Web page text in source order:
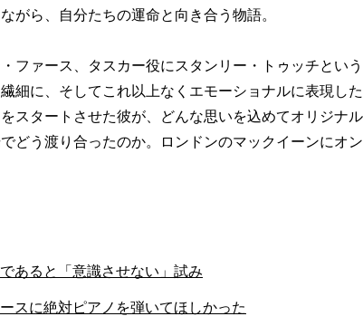
がら、自分たちの運命と向き合う物語。
ファース、タスカー役にスタンリー・トゥッチとい
細に、そしてこれ以上なくエモーショナルに表現し
スタートさせた彼が、どんな思いを込めてオリジナ
どう渡り合ったのか。ロンドンのマックイーンにオン
あると「意識させない」試み
スに絶対ピアノを弾いてほしかった